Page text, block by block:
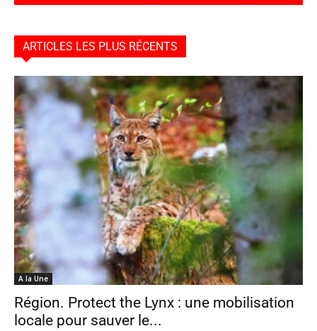
ARTICLES LES PLUS RÉCENTS
A la Une
Région. Protect the Lynx : une mobilisation
locale pour sauver le...